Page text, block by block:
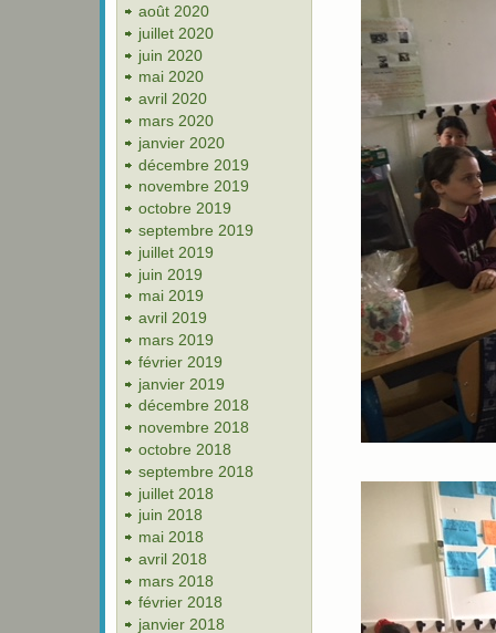
août 2020
juillet 2020
juin 2020
mai 2020
avril 2020
mars 2020
janvier 2020
décembre 2019
novembre 2019
octobre 2019
septembre 2019
juillet 2019
juin 2019
mai 2019
avril 2019
mars 2019
février 2019
janvier 2019
décembre 2018
novembre 2018
octobre 2018
septembre 2018
juillet 2018
juin 2018
mai 2018
avril 2018
mars 2018
février 2018
janvier 2018